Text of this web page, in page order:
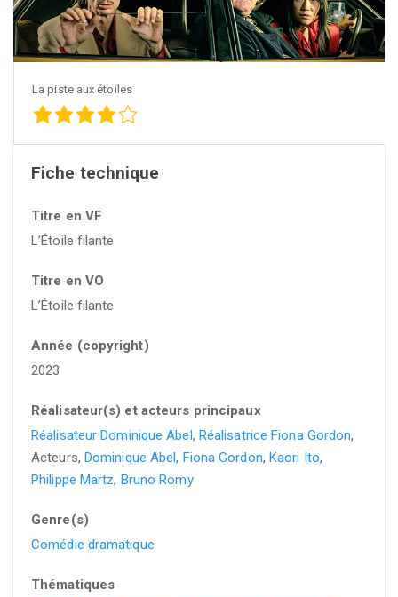
La piste aux étoiles
Fiche technique
Titre en VF
L’Étoile filante
Titre en VO
L’Étoile filante
Année (copyright)
2023
Réalisateur(s) et acteurs principaux
Réalisateur Dominique Abel , Réalisatrice Fiona Gordon,
Acteurs, Dominique Abel, Fiona Gordon, Kaori Ito,
Philippe Martz, Bruno Romy
Genre(s)
Comédie dramatique
Thématiques